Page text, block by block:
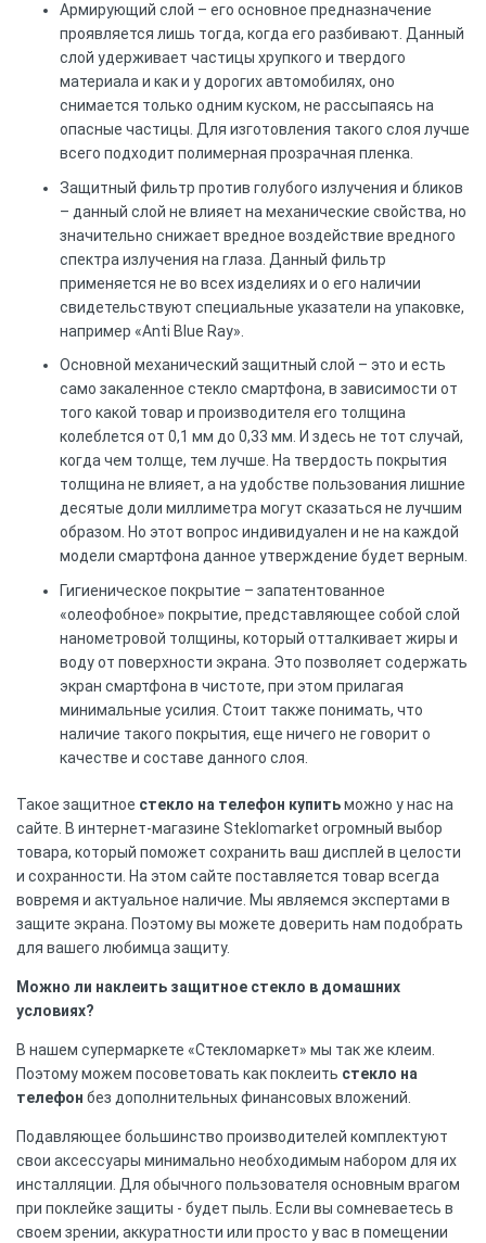
Армирующий слой – его основное предназначение
проявляется лишь тогда, когда его разбивают. Данный
слой удерживает частицы хрупкого и твердого
материала и как и у дорогих автомобилях, оно
снимается только одним куском, не рассыпаясь на
опасные частицы. Для изготовления такого слоя лучше
всего подходит полимерная прозрачная пленка.
Защитный фильтр против голубого излучения и бликов
– данный слой не влияет на механические свойства, но
значительно снижает вредное воздействие вредного
спектра излучения на глаза. Данный фильтр
применяется не во всех изделиях и о его наличии
свидетельствуют специальные указатели на упаковке,
например «Anti Blue Ray».
Основной механический защитный слой – это и есть
само закаленное стекло смартфона, в зависимости от
того какой товар и производителя его толщина
колеблется от 0,1 мм до 0,33 мм. И здесь не тот случай,
когда чем толще, тем лучше. На твердость покрытия
толщина не влияет, а на удобстве пользования лишние
десятые доли миллиметра могут сказаться не лучшим
образом. Но этот вопрос индивидуален и не на каждой
модели смартфона данное утверждение будет верным.
Гигиеническое покрытие – запатентованное
«олеофобное» покрытие, представляющее собой слой
нанометровой толщины, который отталкивает жиры и
воду от поверхности экрана. Это позволяет содержать
экран смартфона в чистоте, при этом прилагая
минимальные усилия. Стоит также понимать, что
наличие такого покрытия, еще ничего не говорит о
качестве и составе данного слоя.
Такое защитное стекло на телефон купитьможно у нас на
сайте. В интернет-магазине Steklomarket огромный выбор
товара, который поможет сохранить ваш дисплей в целости
и сохранности. На этом сайте поставляется товар всегда
вовремя и актуальное наличие. Мы являемся экспертами в
защите экрана. Поэтому вы можете доверить нам подобрать
для вашего любимца защиту.
Можно ли наклеить защитное стекло в домашних
условиях?
В нашем супермаркете «Стекломаркет» мы так же клеим.
Поэтому можем посоветовать как поклеить стекло на
телефон без дополнительных финансовых вложений.
Подавляющее большинство производителей комплектуют
свои аксессуары минимально необходимым набором для их
инсталляции. Для обычного пользователя основным врагом
при поклейке защиты - будет пыль. Если вы сомневаетесь в
своем зрении, аккуратности или просто у вас в помещении